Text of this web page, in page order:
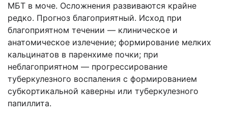
МБТ в моче. Осложнения развиваются крайне
редко. Прогноз благоприятный. Исход при
благоприятном течении — клиническое и
анатомическое излечение; формирование мелких
кальцинатов в паренхиме почки; при
неблагоприятном — прогрессирование
туберкулезного воспаления с формированием
субкортикальной каверны или туберкулезного
папиллита.